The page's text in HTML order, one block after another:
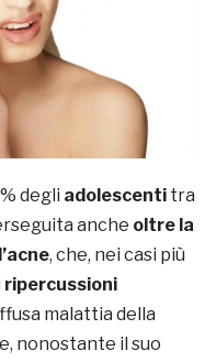
degli adolescentitra
anche oltre la
l’acne, che, nei casi più
ripercussioni
malattia della
e, nonostante il suo